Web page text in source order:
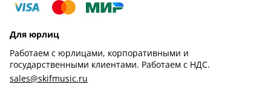
Для юрлиц
Работаем с юрлицами, корпоративными и
государственными клиентами. Работаем с НДС.
sales@skifmusic.ru